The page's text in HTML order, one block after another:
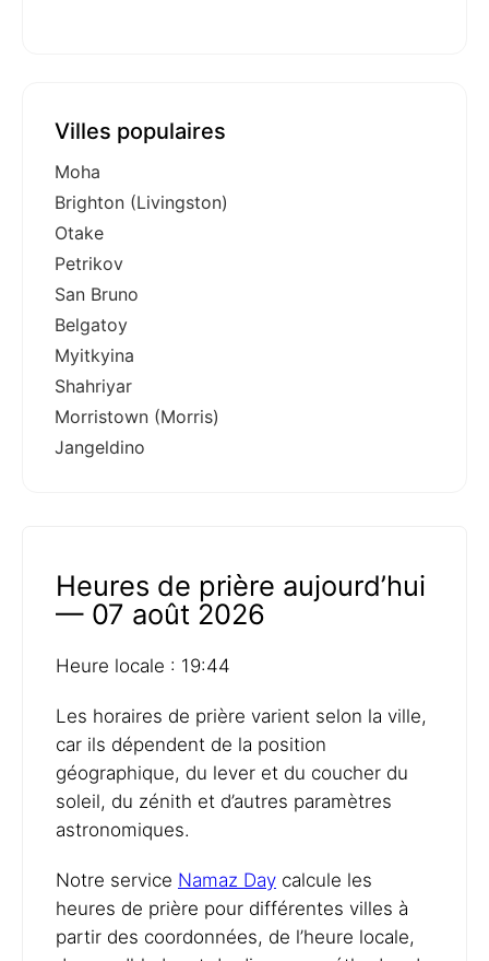
Villes populaires
Moha
Brighton (Livingston)
Otake
Petrikov
San Bruno
Belgatoy
Myitkyina
Shahriyar
Morristown (Morris)
Jangeldino
Heures de prière aujourd’hui
— 07 août 2026
Heure locale : 19:44
Les horaires de prière varient selon la ville,
car ils dépendent de la position
géographique, du lever et du coucher du
soleil, du zénith et d’autres paramètres
astronomiques.
Notre service Namaz Day calcule les
heures de prière pour différentes villes à
partir des coordonnées, de l’heure locale,